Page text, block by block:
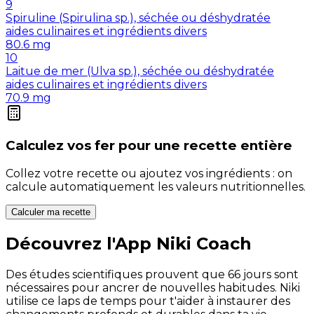
9
Spiruline (Spirulina sp.), séchée ou déshydratée
aides culinaires et ingrédients divers
80.6 mg
10
Laitue de mer (Ulva sp.), séchée ou déshydratée
aides culinaires et ingrédients divers
70.9 mg
Calculez vos fer pour une recette entière
Collez votre recette ou ajoutez vos ingrédients : on
calcule automatiquement les valeurs nutritionnelles.
Calculer ma recette
Découvrez l'App Niki Coach
Des études scientifiques prouvent que 66 jours sont
nécessaires pour ancrer de nouvelles habitudes. Niki
utilise ce laps de temps pour t'aider à instaurer des